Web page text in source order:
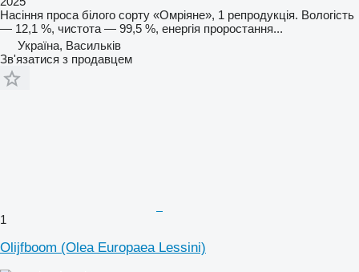
Насіння проса білого сорту «Омріяне», 1 репродукція. Вологість
— 12,1 %, чистота — 99,5 %, енергія проростання...
Україна, Васильків
Зв'язатися з продавцем
1
Olijfboom (Olea Europaea Lessini)